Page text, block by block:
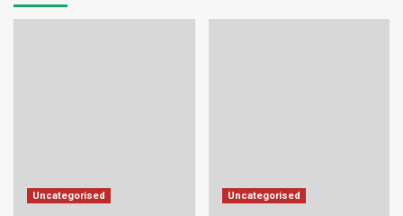
Uncategorised Uncategorised